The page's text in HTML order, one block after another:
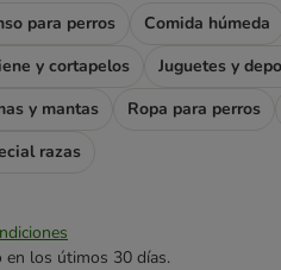
para perros Comida húmeda
y cortapelos
Juguetes y
y mantas
Ropa para perros
razas
en los útimos 30 días.